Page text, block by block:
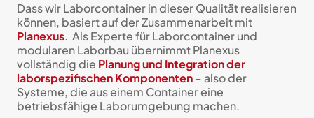
Dass wir Laborcontainer in dieser Qualität realisieren
können, basiert auf der Zusammenarbeit mit
Planexus. Als Experte für Laborcontainer und
modularen Laborbau übernimmt Planexus
vollständig die Planung und Integration der
laborspezifischen Komponenten– also der
Systeme, die aus einem Container eine
betriebsfähige Laborumgebung machen.